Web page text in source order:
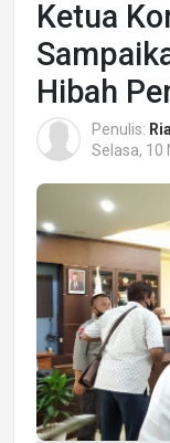
Ketua
Hibah
Penulis:
Selasa, 10